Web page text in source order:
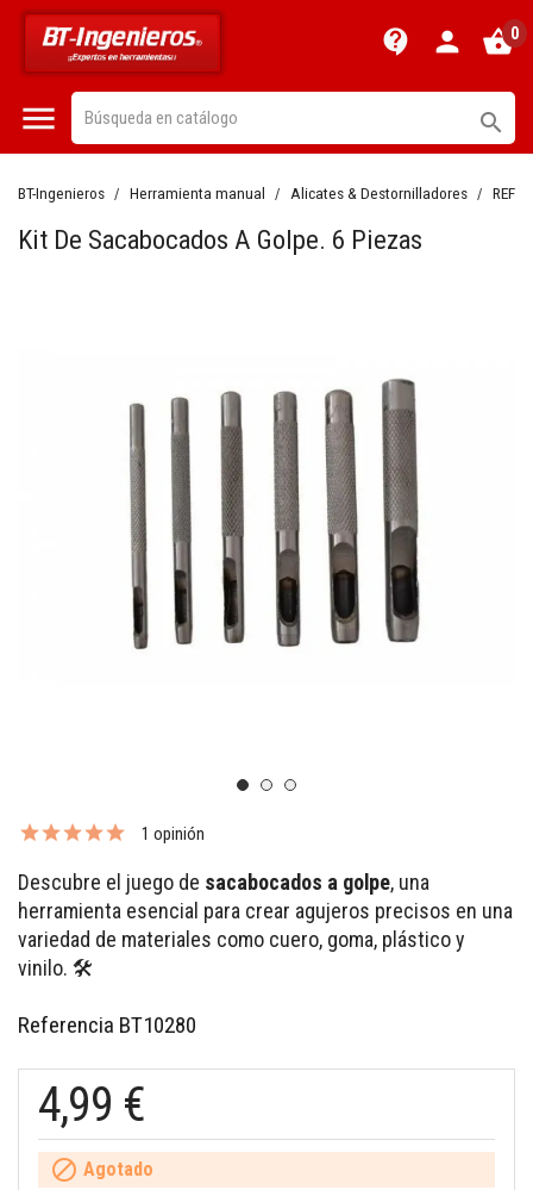
contact_support person shopping_basket0
 
BT-Ingenieros Herramienta manual Alicates & Destornilladores REF:
Kit De Sacabocados A Golpe. 6 Piezas
1 opinión
Descubre el juego de sacabocados a golpe, una
herramienta esencial para crear agujeros precisos en una
variedad de materiales como cuero, goma, plástico y
vinilo. 🛠️
Referencia BT10280
4,99 €
 Agotado